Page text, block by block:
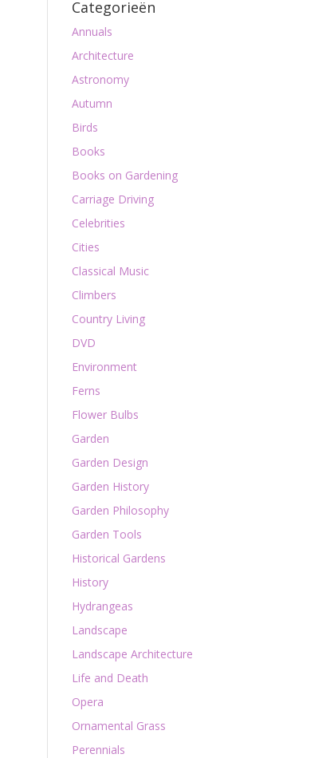
Categorieën
Annuals
Architecture
Astronomy
Autumn
Birds
Books
Books on Gardening
Carriage Driving
Celebrities
Cities
Classical Music
Climbers
Country Living
DVD
Environment
Ferns
Flower Bulbs
Garden
Garden Design
Garden History
Garden Philosophy
Garden Tools
Historical Gardens
History
Hydrangeas
Landscape
Landscape Architecture
Life and Death
Opera
Ornamental Grass
Perennials